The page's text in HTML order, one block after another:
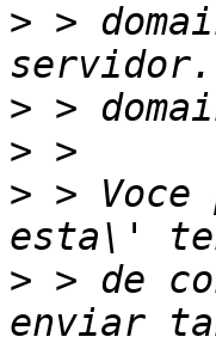
> >
>
>
> > Voce
> > de